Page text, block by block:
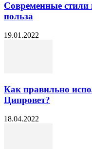
Современные стили
польза
19.01.2022
Как правильно
Ципровет?
18.04.2022